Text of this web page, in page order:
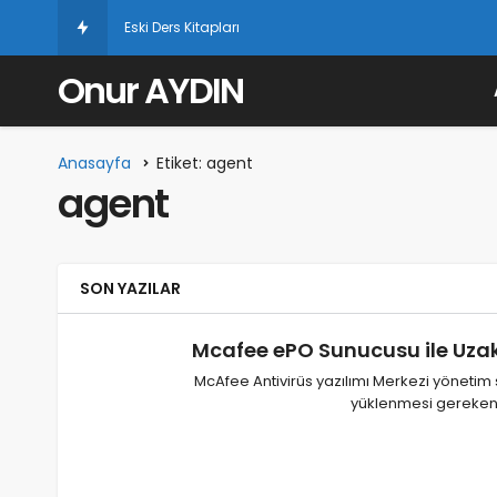
Eski Ders Kitapları
Onur AYDIN
Anasayfa Etiket: agent
agent
SON YAZILAR
Mcafee ePO Sunucusu ile
McAfee Antivirüs yazılımı Merkezi
yüklenmesi gereken